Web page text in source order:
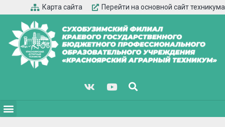
Карта сайта Перейти на основной сайт техникума